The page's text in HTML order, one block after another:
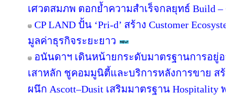
เศวตสมภพ ตอกย้ำความสำเร็จกลยุทธ์ Build –
CP LAND ปั้น ‘Pri-d’ สร้าง Customer
มูลค่าธุรกิจระยะยาว
อนันดาฯ เดินหน้ายกระดับมาตรฐานการอยู่อ
เสาหลัก ชูคอมมูนิตี้และบริการหลังการขาย สร้
ผนึก Ascott–Dusit เสริมมาตรฐาน